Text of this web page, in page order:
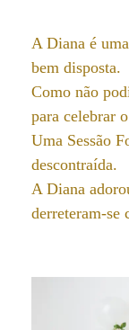
A Diana é
bem disposta.
Como não
para celebrar
Uma Sessão
descontraída.
A Diana
derreteram-se